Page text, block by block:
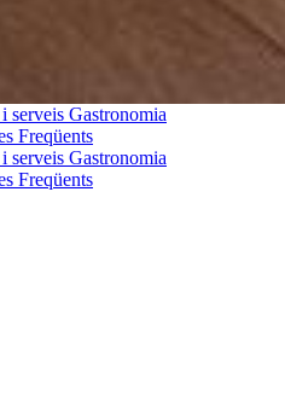
serveis Gastronomia
Freqüents
serveis Gastronomia
Freqüents